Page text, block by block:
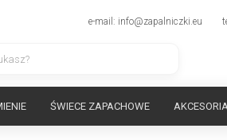
e-mail: info@zapalniczki.eu
ŚWIECE ZAPACHOWE